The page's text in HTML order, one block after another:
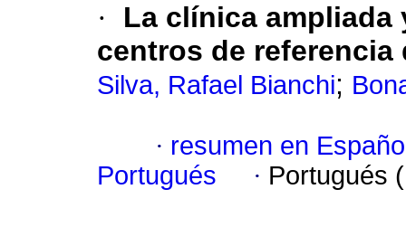
·
La clínica
centros de
Silva, Rafael Bianchi;
· resumen en
Portugués
· Portugués